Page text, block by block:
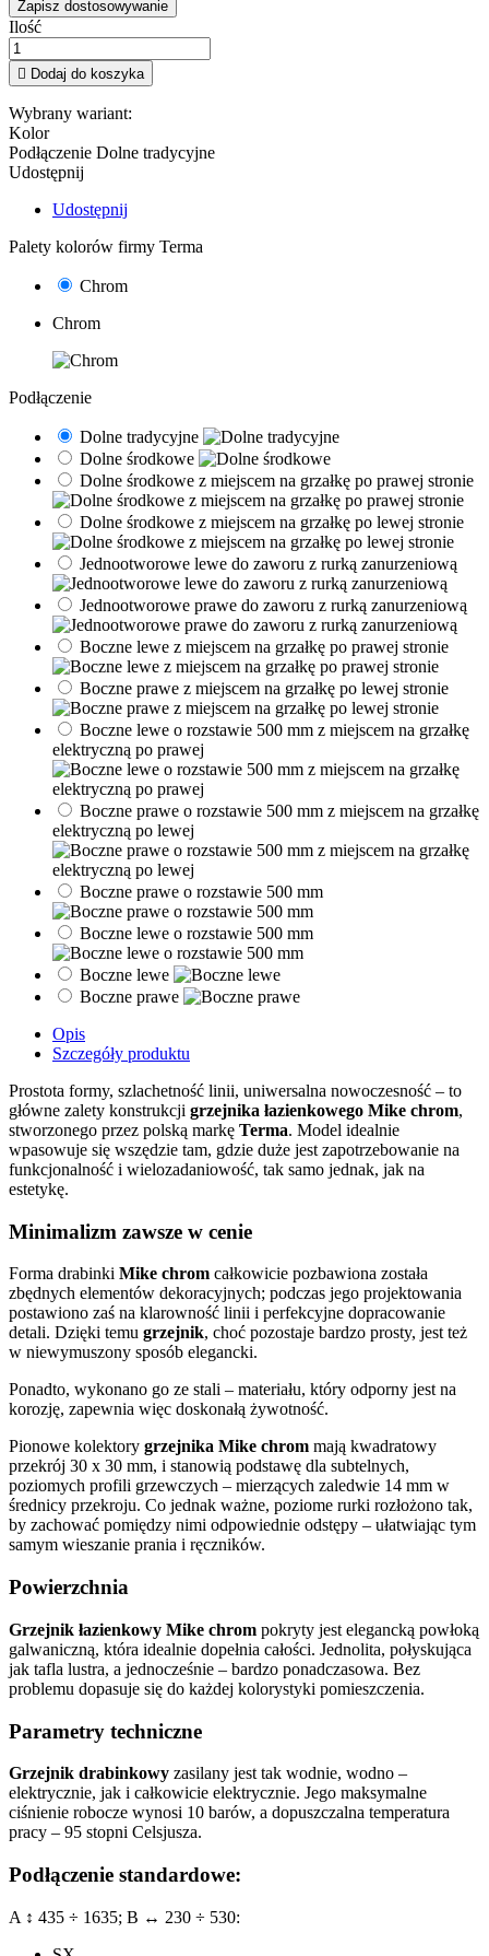
Zapisz dostosowywanie
Ilość
 Dodaj do koszyka
Wybrany wariant:
Kolor
Podłączenie Dolne tradycyjne
Udostępnij
Udostępnij
Palety kolorów firmy Terma
Chrom
Chrom
Podłączenie
Dolne tradycyjne
Dolne środkowe
Dolne środkowe z miejscem na grzałkę po prawej stronie
Dolne środkowe z miejscem na grzałkę po lewej stronie
Jednootworowe lewe do zaworu z rurką zanurzeniową
Jednootworowe prawe do zaworu z rurką zanurzeniową
Boczne lewe z miejscem na grzałkę po prawej stronie
Boczne prawe z miejscem na grzałkę po lewej stronie
Boczne lewe o rozstawie 500 mm z miejscem na grzałkę
elektryczną po prawej
Boczne prawe o rozstawie 500 mm z miejscem na grzałkę
elektryczną po lewej
Boczne prawe o rozstawie 500 mm
Boczne lewe o rozstawie 500 mm
Boczne lewe
Boczne prawe
Opis
Szczegóły produktu
Prostota formy, szlachetność linii, uniwersalna nowoczesność – to
główne zalety konstrukcji grzejnika łazienkowego Mike chrom,
stworzonego przez polską markę Terma. Model idealnie
wpasowuje się wszędzie tam, gdzie duże jest zapotrzebowanie na
funkcjonalność i wielozadaniowość, tak samo jednak, jak na
estetykę.
Minimalizm zawsze w cenie
Forma drabinki Mike chrom całkowicie pozbawiona została
zbędnych elementów dekoracyjnych; podczas jego projektowania
postawiono zaś na klarowność linii i perfekcyjne dopracowanie
detali. Dzięki temu grzejnik, choć pozostaje bardzo prosty, jest też
w niewymuszony sposób elegancki.
Ponadto, wykonano go ze stali – materiału, który odporny jest na
korozję, zapewnia więc doskonałą żywotność.
Pionowe kolektory grzejnika Mike chrom mają kwadratowy
przekrój 30 x 30 mm, i stanowią podstawę dla subtelnych,
poziomych profili grzewczych – mierzących zaledwie 14 mm w
średnicy przekroju. Co jednak ważne, poziome rurki rozłożono tak,
by zachować pomiędzy nimi odpowiednie odstępy – ułatwiając tym
samym wieszanie prania i ręczników.
Powierzchnia
Grzejnik łazienkowy Mike chrom pokryty jest elegancką powłoką
galwaniczną, która idealnie dopełnia całości. Jednolita, połyskująca
jak tafla lustra, a jednocześnie – bardzo ponadczasowa. Bez
problemu dopasuje się do każdej kolorystyki pomieszczenia.
Parametry techniczne
Grzejnik drabinkowy zasilany jest tak wodnie, wodno –
elektrycznie, jak i całkowicie elektrycznie. Jego maksymalne
ciśnienie robocze wynosi 10 barów, a dopuszczalna temperatura
pracy – 95 stopni Celsjusza.
Podłączenie standardowe:
A ↕ 435 ÷ 1635; B ↔ 230 ÷ 530: